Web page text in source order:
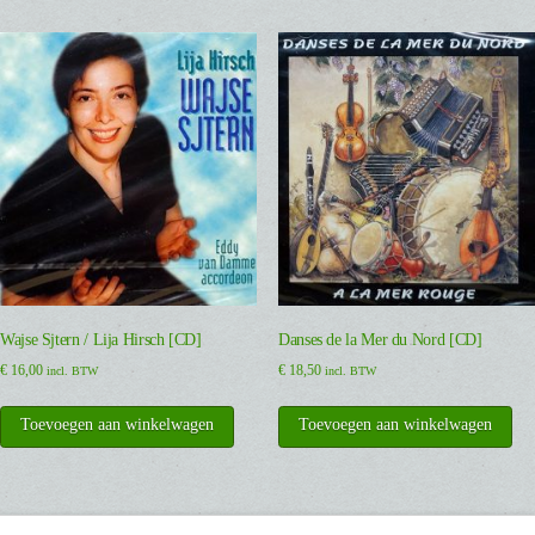
Wajse Sjtern / Lija Hirsch [CD]
€ 16,00 incl. BTW
Toevoegen aan winkelwagen
Danses de la Mer du Nord [CD]
€18,50 incl. BTW
Toevoegen aan winkelwagen